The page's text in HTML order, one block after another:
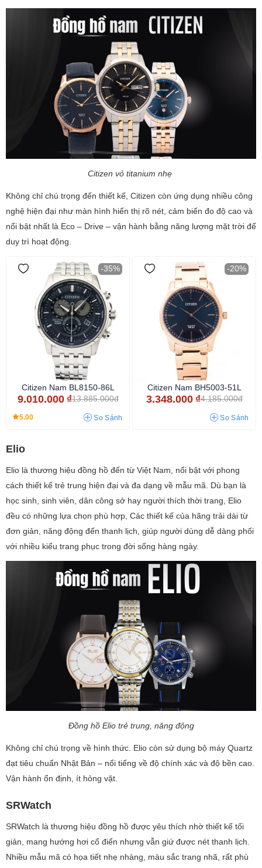
Citizen vỏ titanium nhẹ
Không chỉ chú trọng đến thiết kế, Citizen còn ứng dụng nhiều công
nghệ hiện đại như màn hình hiển thị rõ nét, cảm biến đo độ cao và
nổi bật nhất là Eco – Drive – vận hành bằng năng lượng mặt trời để
duy trì hoạt động.
-35%
Citizen Nam BL8150-86L
9.010.000 ₫13.885.000đ
5.00 So Sánh
-20%
Citizen Nam BH5003-51L
3.348.000 ₫4.185.000đ
So Sánh
Elio
Elio là thương hiệu đồng hồ đến từ Việt Nam, nổi bật với phong
cách thiết kế trẻ trung hiện đại và đa dạng về mẫu mã. Dù bạn là
học sinh, sinh viên, dân công sở hay người thích thời trang, Elio
đều có những lựa chọn phù hợp, Các thiết kế của hãng trải dài từ
đơn giản, năng động đến thanh lịch, giúp người dùng dễ dàng phối
với nhiều kiểu trang phục trong đời sống hàng ngày.
Đồng hồ Elio trẻ trung, năng động
Không chỉ chú trọng về hình thức. Elio còn sử dụng bộ máy Quartz
đạt tiêu chuẩn Nhật Bản – nổi tiếng về độ chính xác và độ bền cao.
Vận hành ổn định, ít hỏng vặt.
SRWatch
SRWatch là thương hiệu đồng hồ được yêu thích nhờ thiết kế tối
giản, mang hướng hơi cổ điển nhưng vẫn giứ được nét thanh lịch.
Nhiều mẫu mã có họa tiết nhẹ nhàng, màu sắc trang nhã, rất phù